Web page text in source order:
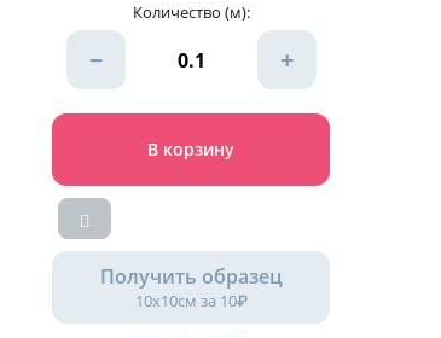
Количество (м):
− +
В корзину
Получить образец
10х10см за 10₽